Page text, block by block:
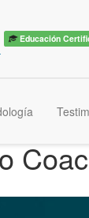
Educación